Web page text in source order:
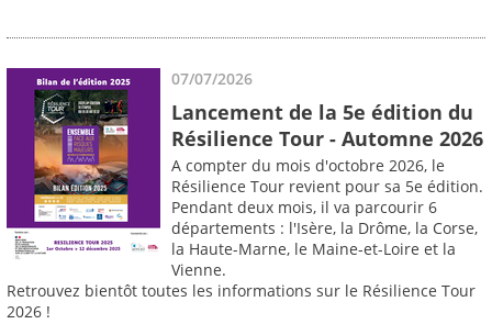
07/07/2026
Lancement de la 5e édition du
Résilience Tour - Automne 2026
A compter du mois d'octobre 2026, le
Résilience Tour revient pour sa 5e édition.
Pendant deux mois, il va parcourir 6
départements : l'Isère, la Drôme, la Corse,
la Haute-Marne, le Maine-et-Loire et la
Vienne.
Retrouvez bientôt toutes les informations sur le Résilience Tour
2026 !